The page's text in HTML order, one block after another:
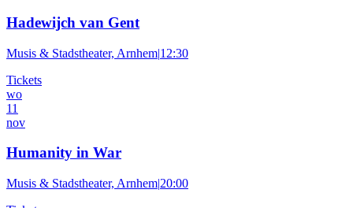
Hadewijch van Gent
Musis & Stadstheater, Arnhem|12:30
Tickets
wo
11
nov
Humanity in War
Musis & Stadstheater, Arnhem|20:00